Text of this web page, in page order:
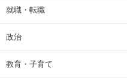
就職・転職
政治
教育・子育て